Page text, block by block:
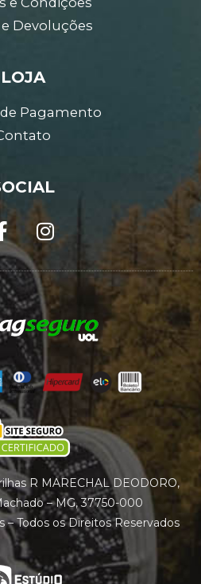
Devoluções
LOJA
Pagamento
R MARECHAL DEODORO,
– MG, 37750-000
– Todos os Direitos Reservados